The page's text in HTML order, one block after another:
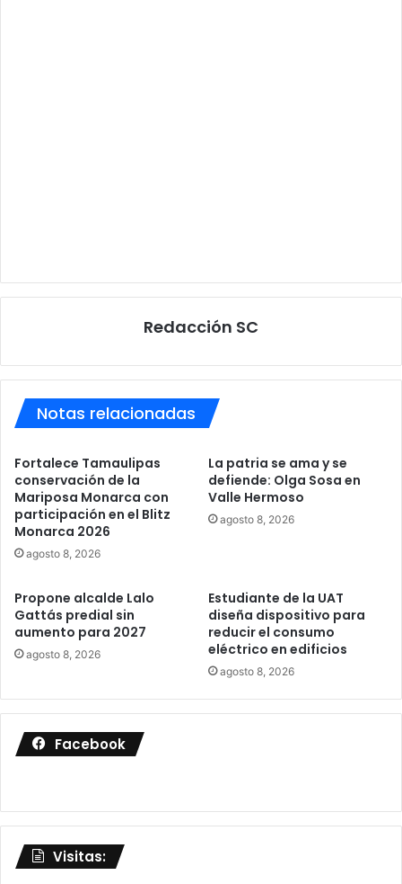
Redacción SC
Notas relacionadas
Fortalece Tamaulipas
conservación de la
Mariposa Monarca con
participación en el Blitz
Monarca 2026
agosto 8, 2026
La patria se ama y se
defiende: Olga Sosa en
Valle Hermoso
agosto 8, 2026
Propone alcalde Lalo
Gattás predial sin
aumento para 2027
agosto 8, 2026
Estudiante de la UAT
diseña dispositivo para
reducir el consumo
eléctrico en edificios
agosto 8, 2026
Facebook
Visitas: